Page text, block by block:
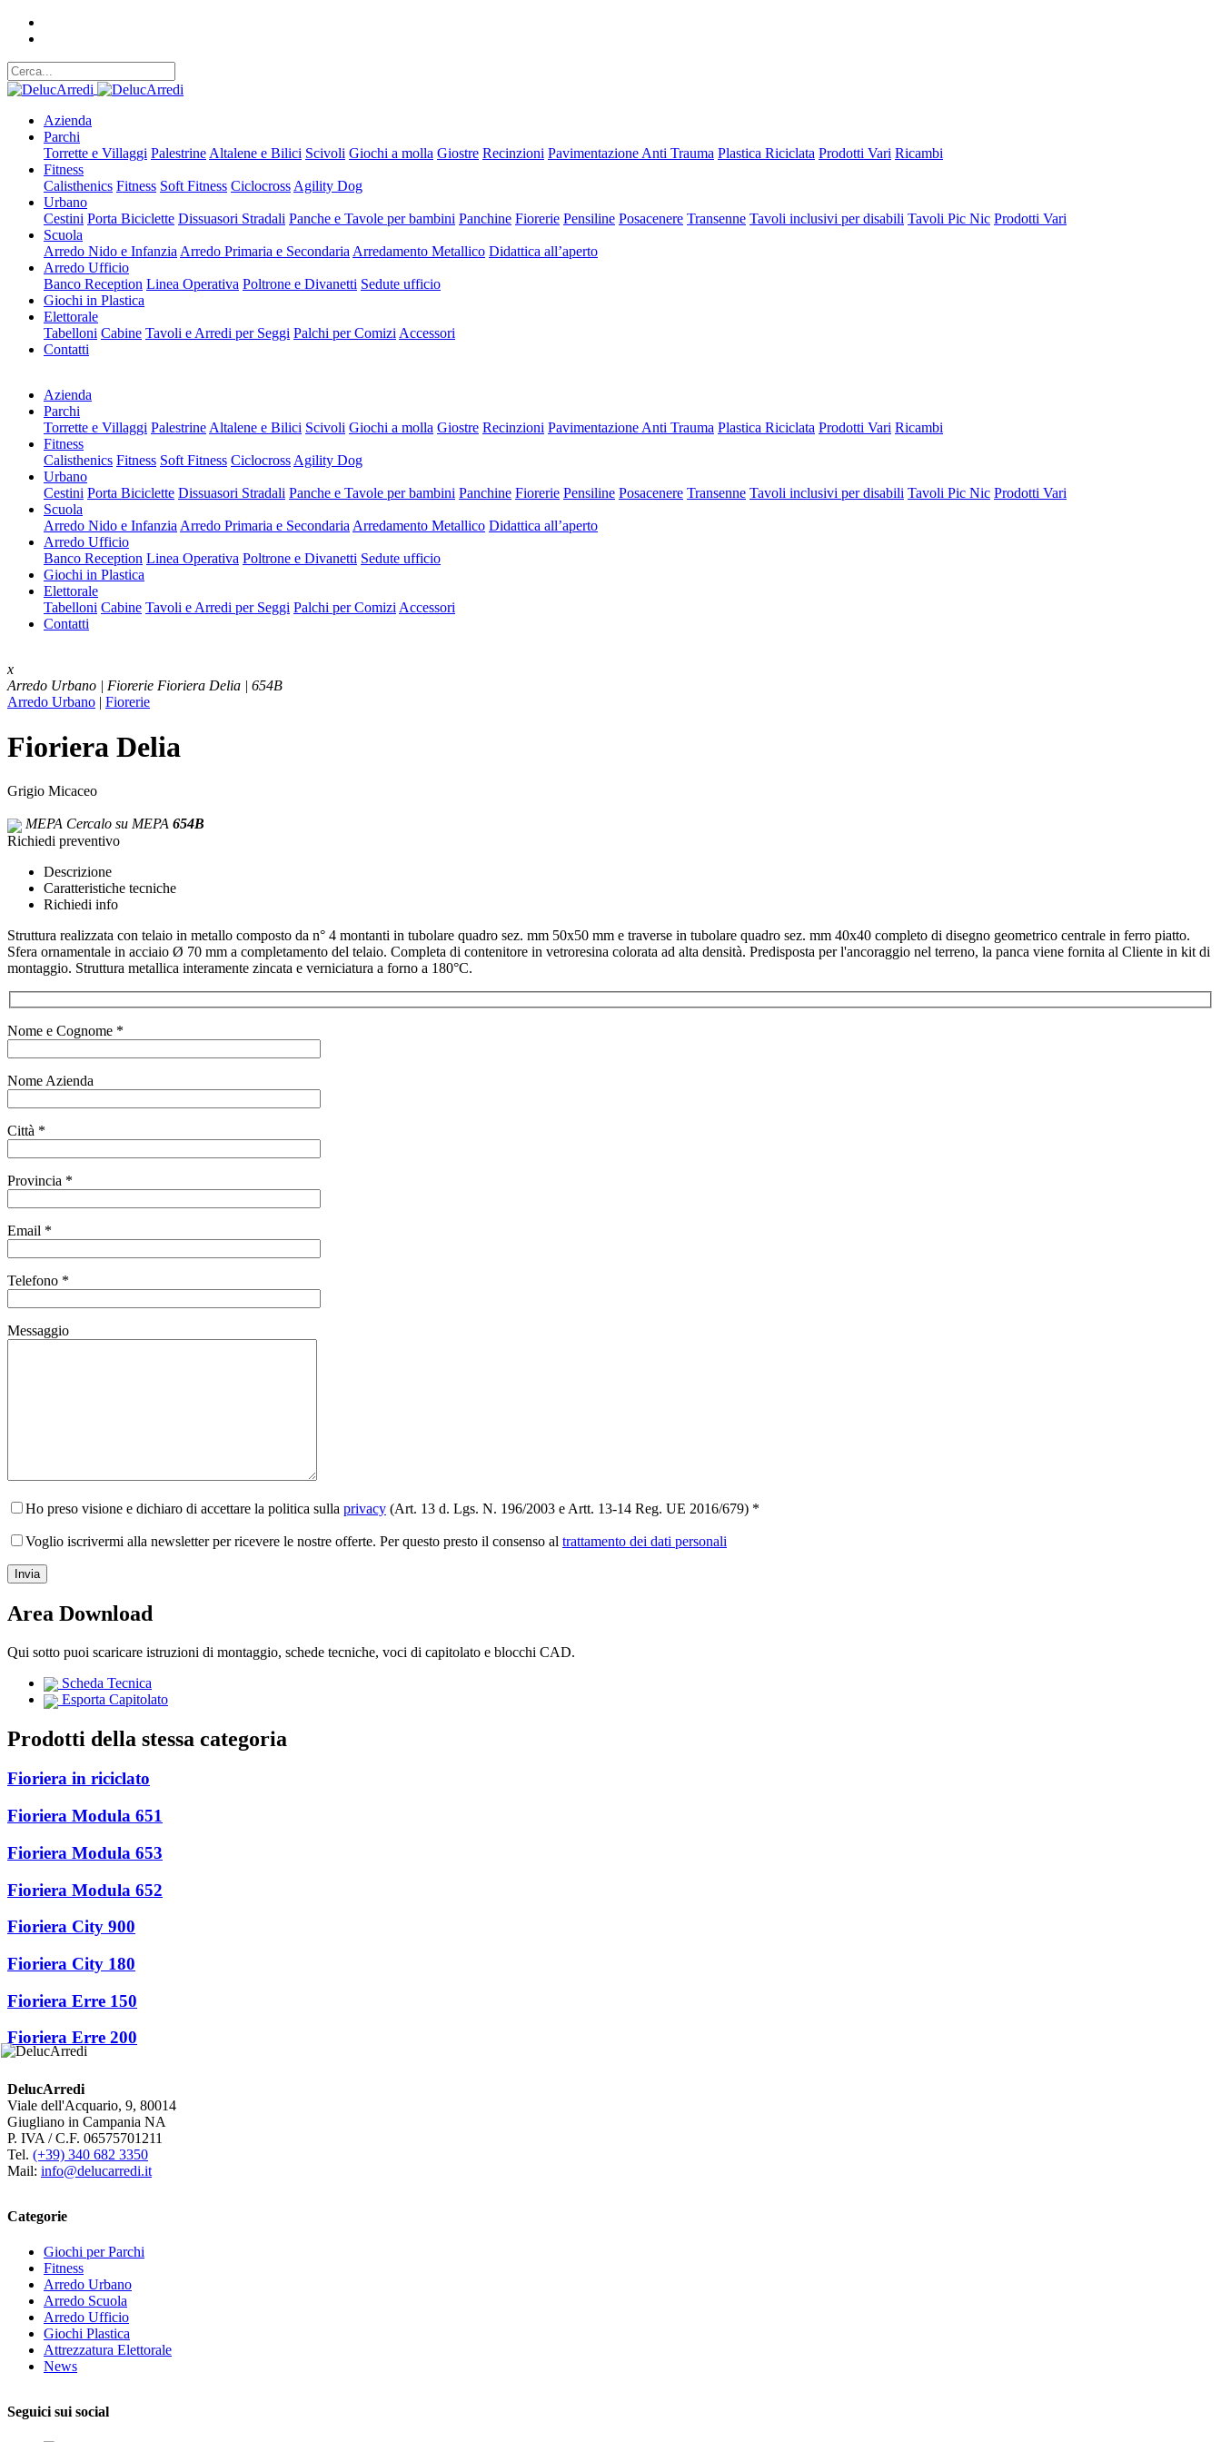
Azienda
Parchi
Torrette e Villaggi Palestrine Altalene e Bilici Scivoli Giochi a molla Giostre Recinzioni Pavimentazione Anti Trauma Plastica Riciclata Prodotti Vari Ricambi
Fitness
Calisthenics Fitness Soft Fitness Ciclocross Agility Dog
Urbano
Cestini Porta Biciclette Dissuasori Stradali Panche e Tavole per bambini Panchine Fiorerie Pensiline Posacenere Transenne Tavoli inclusivi per disabili Tavoli Pic Nic Prodotti Vari
Scuola
Arredo Nido e Infanzia Arredo Primaria e Secondaria Arredamento Metallico Didattica all’aperto
Arredo Ufficio
Banco Reception Linea Operativa Poltrone e Divanetti Sedute ufficio
Giochi in Plastica
Elettorale
Tabelloni Cabine Tavoli e Arredi per Seggi Palchi per Comizi Accessori
Contatti
Azienda
Parchi
Torrette e Villaggi Palestrine Altalene e Bilici Scivoli Giochi a molla Giostre Recinzioni Pavimentazione Anti Trauma Plastica Riciclata Prodotti Vari Ricambi
Fitness
Calisthenics Fitness Soft Fitness Ciclocross Agility Dog
Urbano
Cestini Porta Biciclette Dissuasori Stradali Panche e Tavole per bambini Panchine Fiorerie Pensiline Posacenere Transenne Tavoli inclusivi per disabili Tavoli Pic Nic Prodotti Vari
Scuola
Arredo Nido e Infanzia Arredo Primaria e Secondaria Arredamento Metallico Didattica all’aperto
Arredo Ufficio
Banco Reception Linea Operativa Poltrone e Divanetti Sedute ufficio
Giochi in Plastica
Elettorale
Tabelloni Cabine Tavoli e Arredi per Seggi Palchi per Comizi Accessori
Contatti
x
Arredo Urbano | Fiorerie Fioriera Delia | 654B
Arredo Urbano | Fiorerie
Fioriera Delia
Grigio Micaceo
MEPA Cercalo su MEPA 654B
Richiedi preventivo
Descrizione
Caratteristiche tecniche
Richiedi info
Struttura realizzata con telaio in metallo composto da n° 4 montanti in tubolare quadro sez. mm 50x50 mm e traverse in tubolare quadro sez. mm 40x40 completo di disegno geometrico centrale in ferro piatto.
Sfera ornamentale in acciaio Ø 70 mm a completamento del telaio. Completa di contenitore in vetroresina colorata ad alta densità. Predisposta per l'ancoraggio nel terreno, la panca viene fornita al Cliente in kit di
montaggio. Struttura metallica interamente zincata e verniciatura a forno a 180°C.
Nome e Cognome *
Nome Azienda
Città *
Provincia *
Email *
Telefono *
Messaggio
Ho preso visione e dichiaro di accettare la politica sulla privacy (Art. 13 d. Lgs. N. 196/2003 e Artt. 13-14 Reg. UE 2016/679) *
Voglio iscrivermi alla newsletter per ricevere le nostre offerte. Per questo presto il consenso al trattamento dei dati personali
Area Download
Qui sotto puoi scaricare istruzioni di montaggio, schede tecniche, voci di capitolato e blocchi CAD.
Scheda Tecnica
Esporta Capitolato
Prodotti della stessa categoria
Fioriera in riciclato
Fioriera Modula 651
Fioriera Modula 653
Fioriera Modula 652
Fioriera City 900
Fioriera City 180
Fioriera Erre 150
Fioriera Erre 200
DelucArredi
Viale dell'Acquario, 9, 80014
Giugliano in Campania NA
P. IVA / C.F. 06575701211
Tel. (+39) 340 682 3350
Mail: info@delucarredi.it
Categorie
Giochi per Parchi
Fitness
Arredo Urbano
Arredo Scuola
Arredo Ufficio
Giochi Plastica
Attrezzatura Elettorale
News
Seguici sui social